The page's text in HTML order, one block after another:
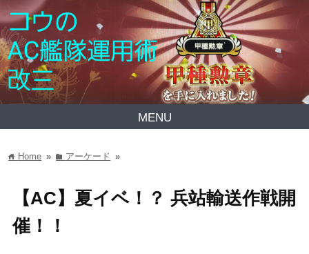
MENU
home Home » folder アーケード »
【AC】夏イベ！？ 兵站輸送作戦開
催！！